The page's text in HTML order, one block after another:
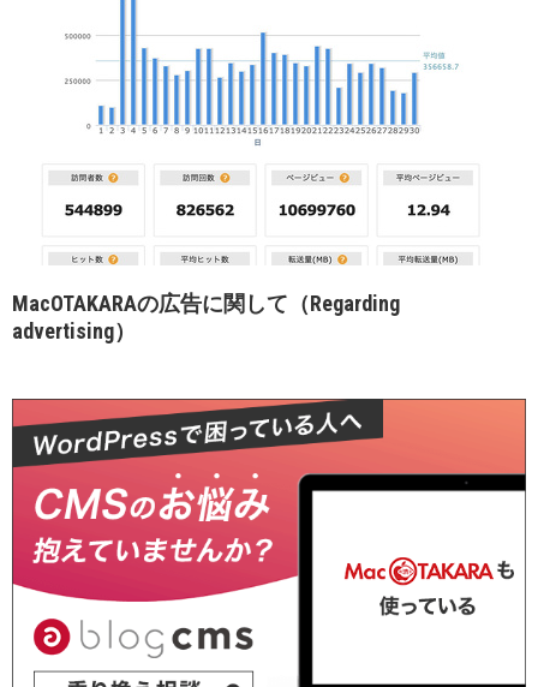
MacOTAKARAの広告に関して（Regarding
advertising）